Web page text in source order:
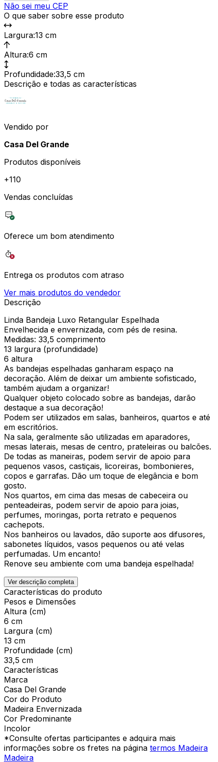
Não sei meu CEP
O que saber sobre esse produto
Largura:13 cm
Altura:6 cm
Profundidade:33,5 cm
Descrição e todas as características
Vendido por
Casa Del Grande
Produtos disponíveis
+110
Vendas concluídas
Oferece um bom atendimento
Entrega os produtos com atraso
Ver mais produtos do vendedor
Descrição
Linda Bandeja Luxo Retangular Espelhada
Envelhecida e envernizada, com pés de resina.
Medidas: 33,5 comprimento
13 largura (profundidade)
6 altura
As bandejas espelhadas ganharam espaço na
decoração. Além de deixar um ambiente sofisticado,
também ajudam a organizar!
Qualquer objeto colocado sobre as bandejas, darão
destaque a sua decoração!
Podem ser utilizados em salas, banheiros, quartos e até
em escritórios.
Na sala, geralmente são utilizadas em aparadores,
mesas laterais, mesas de centro, prateleiras ou balcões.
De todas as maneiras, podem servir de apoio para
pequenos vasos, castiçais, licoreiras, bombonieres,
copos e garrafas. Dão um toque de elegância e bom
gosto.
Nos quartos, em cima das mesas de cabeceira ou
penteadeiras, podem servir de apoio para joias,
perfumes, moringas, porta retrato e pequenos
cachepots.
Nos banheiros ou lavados, dão suporte aos difusores,
sabonetes líquidos, vasos pequenos ou até velas
perfumadas. Um encanto!
Renove seu ambiente com uma bandeja espelhada!
Ver descrição completa
Características do produto
Pesos e Dimensões
Altura (cm)
6 cm
Largura (cm)
13 cm
Profundidade (cm)
33,5 cm
Características
Marca
Casa Del Grande
Cor do Produto
Madeira Envernizada
Cor Predominante
Incolor
*Consulte ofertas participantes e adquira mais
informações sobre os fretes na página termos Madeira
Madeira